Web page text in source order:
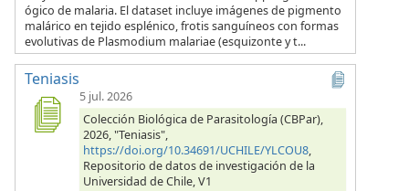
ógico de malaria. El dataset incluye imágenes de pigmento
malárico en tejido esplénico, frotis sanguíneos con formas
evolutivas de Plasmodium malariae (esquizonte y t...
Teniasis
5 jul. 2026
Colección Biológica de Parasitología (CBPar),
2026, "Teniasis",
https://doi.org/10.34691/UCHILE/YLCOU8,
Repositorio de datos de investigación de la
Universidad de Chile, V1